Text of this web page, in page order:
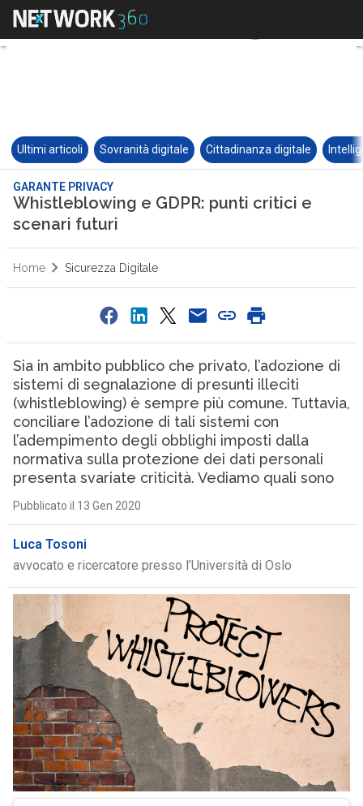
Ultimi articoli Sovranità digitale Cittadinanza digitale
GARANTE PRIVACY
Whistleblowing e GDPR: punti critici e
scenari futuri
Home Sicurezza Digitale
Sia in ambito pubblico che privato, l’adozione di
sistemi di segnalazione di presunti illeciti
(whistleblowing) è sempre più comune. Tuttavia,
conciliare l’adozione di tali sistemi con
l’adempimento degli obblighi imposti dalla
normativa sulla protezione dei dati personali
presenta svariate criticità. Vediamo quali sono
Pubblicato il 13 Gen 2020
Luca Tosoni
avvocato e ricercatore presso l’Università di Oslo